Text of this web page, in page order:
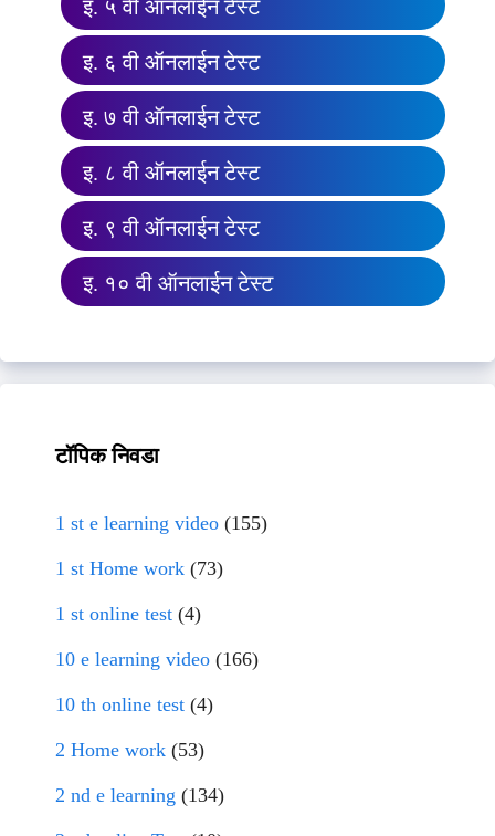
इ. ५ वी ऑनलाईन टेस्ट
इ. ६ वी ऑनलाईन टेस्ट
इ. ७ वी ऑनलाईन टेस्ट
इ. ८ वी ऑनलाईन टेस्ट
इ. ९ वी ऑनलाईन टेस्ट
इ. १० वी ऑनलाईन टेस्ट
टॉपिक निवडा
1 st e learning video (155)
1 st Home work (73)
1 st online test (4)
10 e learning video (166)
10 th online test (4)
2 Home work (53)
2 nd e learning (134)